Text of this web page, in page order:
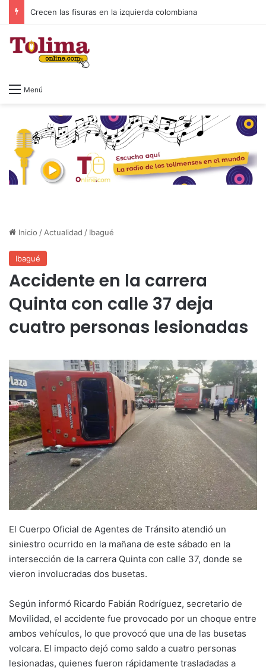
Crecen las fisuras en la izquierda colombiana
Menú
Inicio / Actualidad / Ibagué
Ibagué
Accidente en la carrera
Quinta con calle 37 deja
cuatro personas lesionadas
El Cuerpo Oficial de Agentes de Tránsito atendió un
siniestro ocurrido en la mañana de este sábado en la
intersección de la carrera Quinta con calle 37, donde se
vieron involucradas dos busetas.
Según informó Ricardo Fabián Rodríguez, secretario de
Movilidad, el accidente fue provocado por un choque entre
ambos vehículos, lo que provocó que una de las busetas
volcara. El impacto dejó como saldo a cuatro personas
lesionadas, quienes fueron rápidamente trasladadas a